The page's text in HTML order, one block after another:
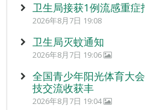
卫生局接获1例流感重症
2026年8月7日 19:08
卫生局灭蚊通知
2026年8月7日 19:06
全国青少年阳光体育大
技交流收获丰
2026年8月7日 19:04